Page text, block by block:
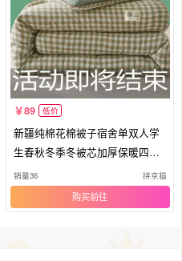
89 低价
新疆纯棉花棉被子宿舍单双人学
生春秋冬季冬被芯加厚保暖四季
通用
销量36 拼京猫
购买